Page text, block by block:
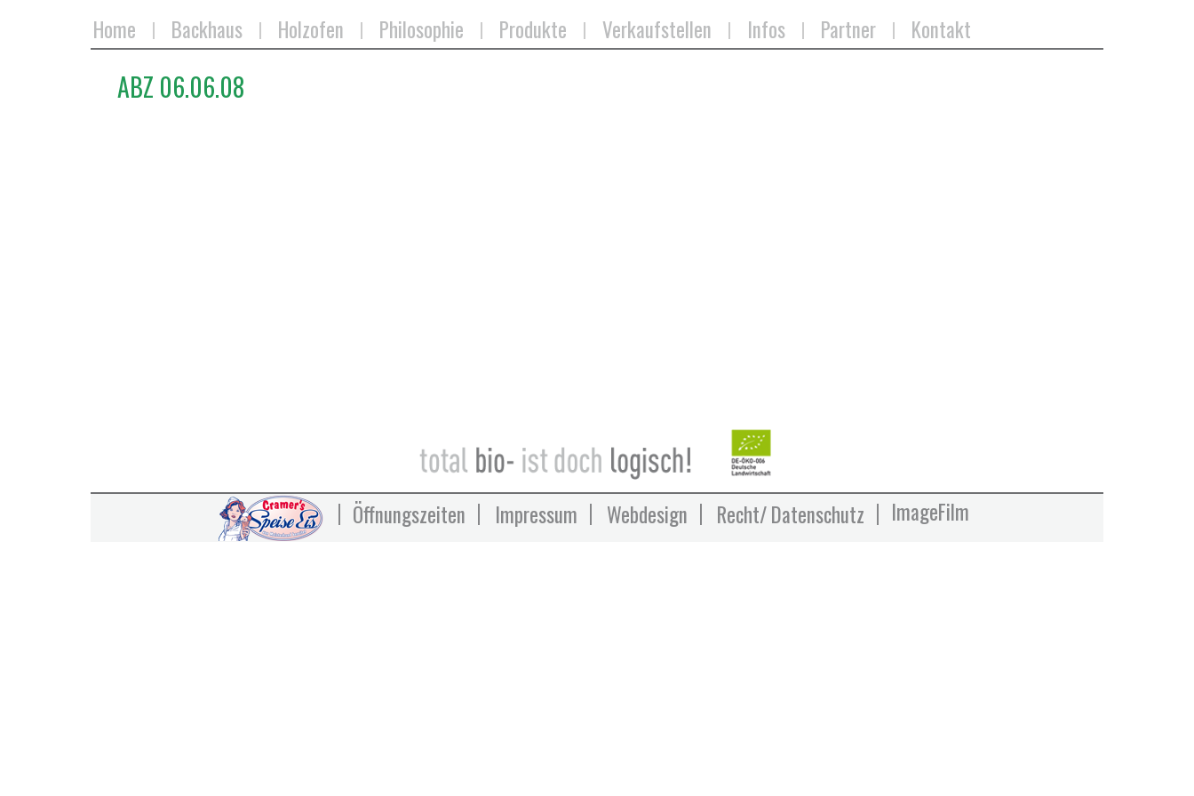
Home Backhaus Holzofen Philosophie Produkte Verkaufstellen Infos Partner Kontakt
ABZ 06.06.08
Öffnungszeiten Impressum Webdesign Recht/ Datenschutz ImageFilm